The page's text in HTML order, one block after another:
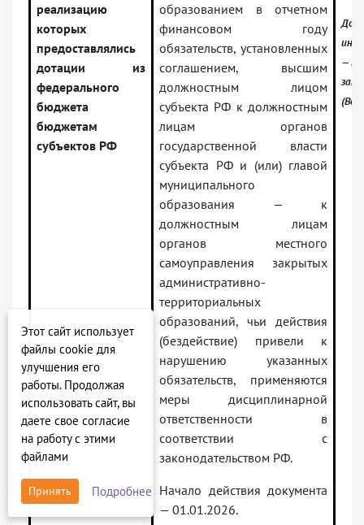
реализацию
которых
предоставлялись
дотации из
федерального
бюджета
бюджетам
субъектов РФ
образованием в отчетном
финансовом году
обязательств, установленных
соглашением, высшим
должностным лицом
субъекта РФ к должностным
лицам органов
государственной власти
субъекта РФ и (или) главой
муниципального
образования — к
должностным лицам
органов местного
самоуправления закрытых
административно-
территориальных
образований, чьи действия
(бездействие) привели к
нарушению указанных
обязательств, применяются
меры дисциплинарной
ответственности в
соответствии с
законодательством РФ.
Начало действия документа
— 01.01.2026.
—
Этот сайт использует
файлы cookie для
улучшения его
работы. Продолжая
использовать сайт, вы
даете свое согласие
на работу с этими
файлами
Принять Подробнее